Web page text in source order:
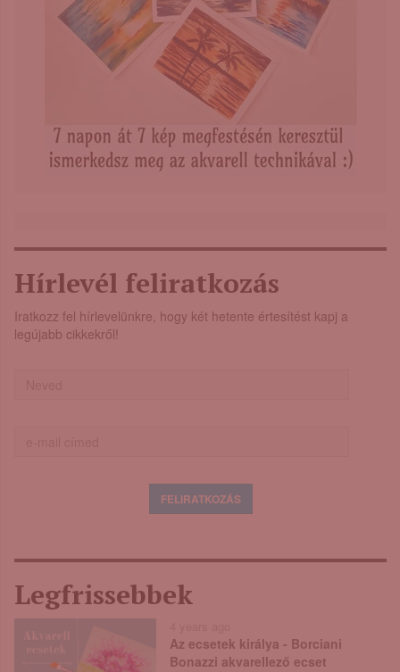
Hírlevél feliratkozás
Iratkozz fel hírlevelünkre, hogy két hetente értesítést kapj a
legújabb cikkekről!
Legfrissebbek
Az ecsetek királya - Borciani
Bonazzi akvarellező ecset